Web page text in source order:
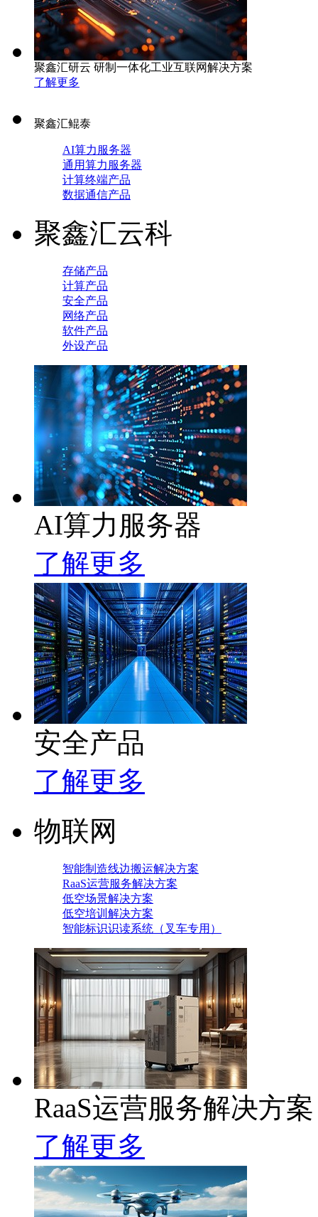
聚鑫汇研云 研制一体化工业互联网解决方案
了解更多
聚鑫汇鲲泰
AI算力服务器
通用算力服务器
计算终端产品
数据通信产品
聚鑫汇云科
存储产品
计算产品
安全产品
网络产品
软件产品
外设产品
AI算力服务器
了解更多
安全产品
了解更多
物联网
智能制造线边搬运解决方案
RaaS运营服务解决方案
低空场景解决方案
低空培训解决方案
智能标识识读系统（叉车专用）
RaaS运营服务解决方案
了解更多